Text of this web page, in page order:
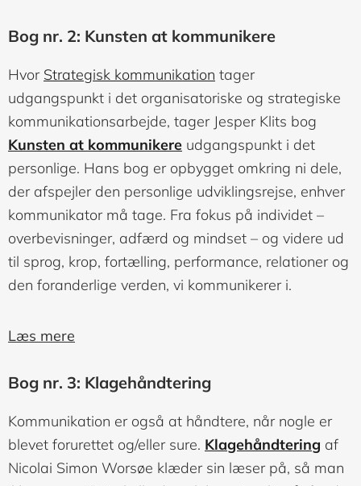
Bog nr. 2: Kunsten at kommunikere
Hvor Strategisk kommunikation tager
udgangspunkt i det organisatoriske og strategiske
kommunikationsarbejde, tager Jesper Klits bog
Kunsten at kommunikere udgangspunkt i det
personlige. Hans bog er opbygget omkring ni dele,
der afspejler den personlige udviklingsrejse, enhver
kommunikator må tage. Fra fokus på individet –
overbevisninger, adfærd og mindset – og videre ud
til sprog, krop, fortælling, performance, relationer og
den foranderlige verden, vi kommunikerer i.
Læs mere
Bog nr. 3: Klagehåndtering
Kommunikation er også at håndtere, når nogle er
blevet forurettet og/eller sure. Klagehåndtering af
Nicolai Simon Worsøe klæder sin læser på, så man